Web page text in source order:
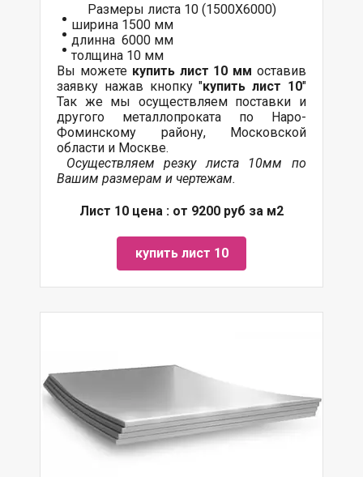
Размеры листа 10 (1500Х6000)
ширина 1500 мм
длинна 6000 мм
толщина 10 мм
Вы можете купить лист 10 мм оставив
заявку нажав кнопку "купить лист 10"
Так же мы осуществляем поставки и
другого металлопроката по Наро-
Фоминскому району, Московской
области и Москве.
Осуществляем резку листа 10мм по
Вашим размерам и чертежам.
Лист 10 цена : от 9200 руб за м2
купить лист 10